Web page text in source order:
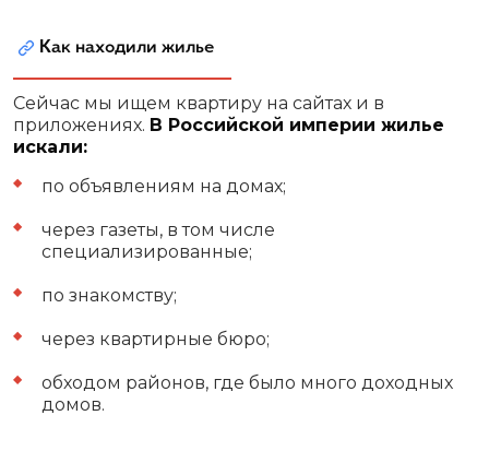
Как находили жилье
Сейчас мы ищем квартиру на сайтах и в
приложениях. В Российской империи жилье
искали:
по объявлениям на домах;
через газеты, в том числе
специализированные;
по знакомству;
через квартирные бюро;
обходом районов, где было много доходных
домов.